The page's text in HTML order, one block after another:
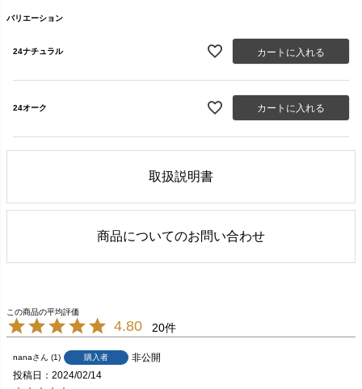
バリエーション
24ナチュラル カートに入れる
24オーク カートに入れる
取扱説明書
商品についてのお問い合わせ
4.80 20
nana 1 購入者
非公開
投稿日
2024/02/14